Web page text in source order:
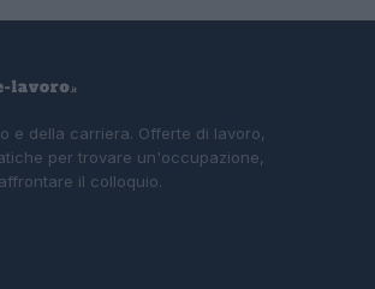
e della carriera. Offerte di lavoro,
per trovare un'occupazione,
il colloquio.